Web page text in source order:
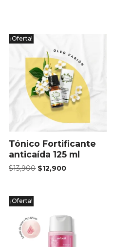
¡Oferta!
Tónico Fortificante
anticaída 125 ml
$13,900 $12,900
¡Oferta!